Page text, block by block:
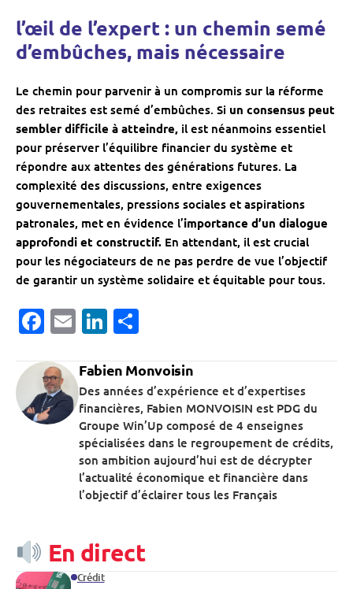
l’œil de l’expert : un chemin semé
d’embûches, mais nécessaire
Le chemin pour parvenir à un compromis sur la réforme
des retraites est semé d’embûches. Si un consensus peut
sembler difficile à atteindre, il est néanmoins essentiel
pour préserver l’équilibre financier du système et
répondre aux attentes des générations futures. La
complexité des discussions, entre exigences
gouvernementales, pressions sociales et aspirations
patronales, met en évidence l’importance d’un dialogue
approfondi et constructif. En attendant, il est crucial
pour les négociateurs de ne pas perdre de vue l’objectif
de garantir un système solidaire et équitable pour tous.
Facebook
EmailLinkedIn
Fabien Monvoisin
Des années d’expérience et d’expertises
financières, Fabien MONVOISIN est PDG du
Groupe Win’Up composé de 4 enseignes
spécialisées dans le regroupement de crédits,
son ambition aujourd’hui est de décrypter
l’actualité économique et financière dans
l’objectif d’éclairer tous les Français
En direct
Crédit